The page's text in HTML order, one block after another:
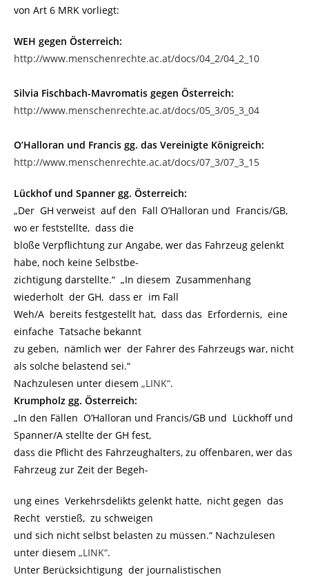
von Art 6 MRK vorliegt:
WEH gegen Österreich:
http://www.menschenrechte.ac.at/docs/04_2/04_2_10
Silvia Fischbach-Mavromatis gegen Österreich:
http://www.menschenrechte.ac.at/docs/05_3/05_3_04
O’Halloran und Francis gg. das Vereinigte Königreich:
http://www.menschenrechte.ac.at/docs/07_3/07_3_15
Lückhof und Spanner gg. Österreich:
„Der GH verweist auf den Fall O’Halloran und Francis/GB,
wo er feststellte, dass die
bloße Verpflichtung zur Angabe, wer das Fahrzeug gelenkt
habe, noch keine Selbstbe-
zichtigung darstellte.“ „In diesem Zusammenhang
wiederholt der GH, dass er im Fall
Weh/A bereits festgestellt hat, dass das Erfordernis, eine
einfache Tatsache bekannt
zu geben, nämlich wer der Fahrer des Fahrzeugs war, nicht
als solche belastend sei.“
Nachzulesen unter diesem „LINK“.
Krumpholz gg. Österreich:
„In den Fällen O’Halloran und Francis/GB und Lückhoff und
Spanner/A stellte der GH fest,
dass die Pflicht des Fahrzeughalters, zu offenbaren, wer das
Fahrzeug zur Zeit der Begeh-
ung eines Verkehrsdelikts gelenkt hatte, nicht gegen das
Recht verstieß, zu schweigen
und sich nicht selbst belasten zu müssen.“ Nachzulesen
unter diesem „LINK“.
Unter Berücksichtigung der journalistischen